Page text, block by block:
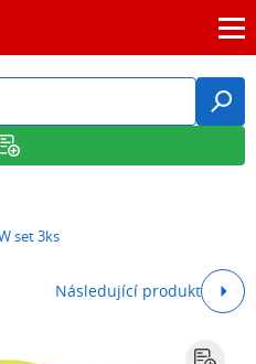
set 3ks
Následující produkt